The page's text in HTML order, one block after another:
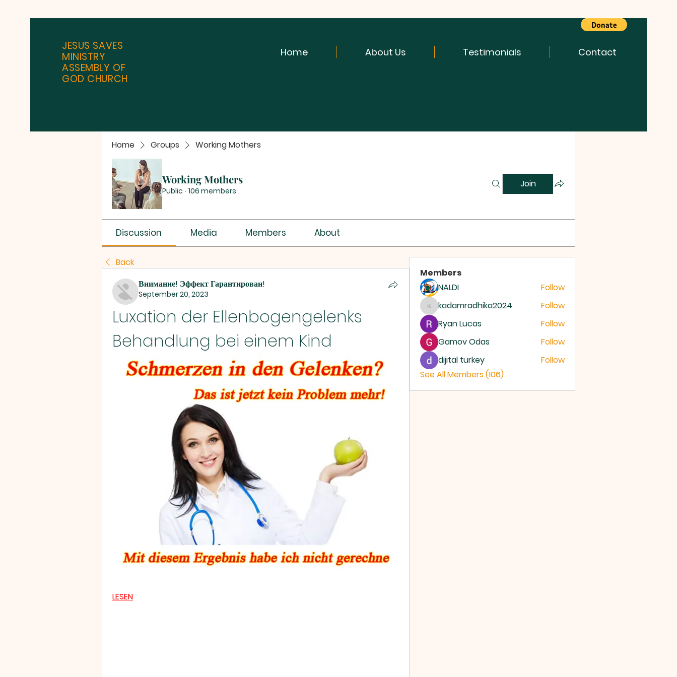
AG
LONDON UK
MINISTRY ASSEMBLY OF GOD
JESUS SAVES
MINISTRY
ASSEMBLY OF
GOD CHURCH
Home About Us Testimonials Contact
Home Groups Working Mothers
Working Mothers
Public · 106 members
Join
Discussion Media Members About
Back
Внимание! Эффект Гарантирован!
September 20, 2023
Luxation der Ellenbogengelenks
Behandlung bei einem Kind
LESEN
Members
NALDI
Follow
kadamradhika2024
kadamradhika2024
Follow
Ryan Lucas
Follow
Gamov Odas
Follow
dijital turkey
Follow
See All Members (106)